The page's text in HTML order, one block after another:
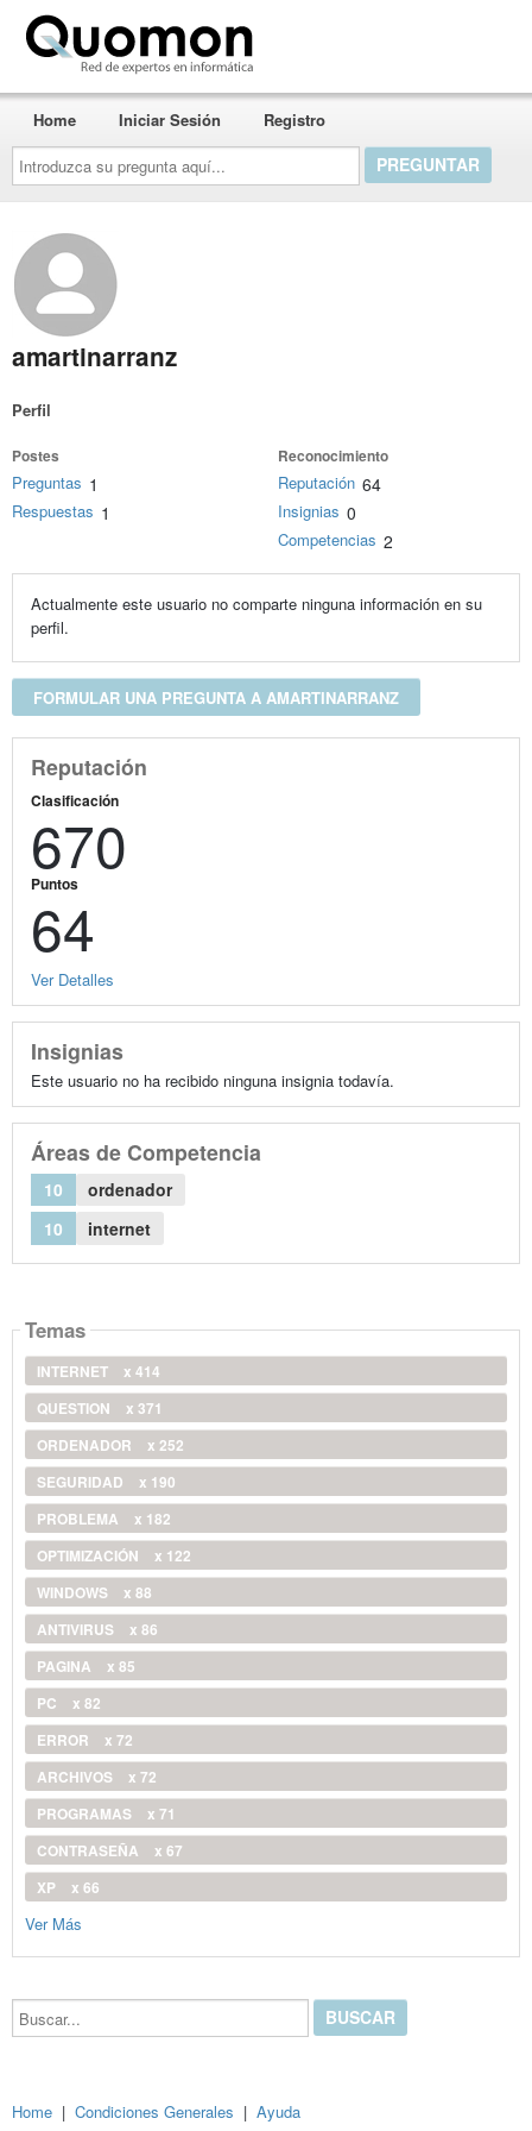
Introduzca
su
pregunta
aquí...
Home Iniciar Sesión Registro
amartinarranz
Perfil
Postes
Preguntas 1
Respuestas 1
Reconocimiento
Reputación 64
Insignias 0
Competencias 2
Actualmente este usuario no comparte ninguna información en su
perfil.
FORMULAR UNA PREGUNTA A AMARTINARRANZ
Reputación
Clasificación
670
Puntos
64
Ver Detalles
Insignias
Este usuario no ha recibido ninguna insignia todavía.
Áreas de Competencia
10
ordenador
10
internet
Temas
INTERNET
x 414
QUESTION
x 371
ORDENADOR
x 252
SEGURIDAD
x 190
PROBLEMA
x 182
OPTIMIZACIÓN
x 122
WINDOWS
x 88
ANTIVIRUS
x 86
PAGINA
x 85
PC
x 82
ERROR
x 72
ARCHIVOS
x 72
PROGRAMAS
x 71
CONTRASEÑA
x 67
XP
x 66
Ver Más
Buscar...
Home | Condiciones Generales | Ayuda